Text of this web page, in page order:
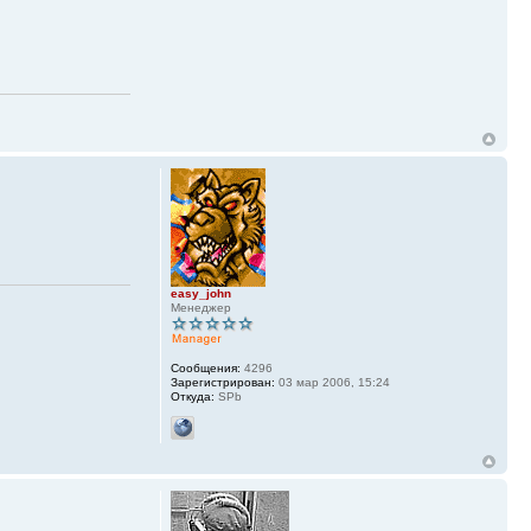
easy_john
Менеджер
Сообщения: 4296
Зарегистрирован: 03 мар 2006, 15:24
Откуда: SPb